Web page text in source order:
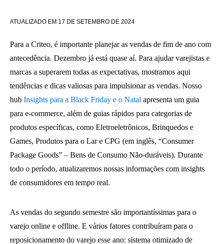
ATUALIZADO EM 17 DE SETEMBRO DE 2024
Para a Criteo, é importante planejar as vendas de fim de ano com
antecedência. Dezembro já está quase aí. Para ajudar varejistas e
marcas a superarem todas as expectativas, mostramos aqui
tendências e dicas valiosas para impulsionar as vendas. Nosso
hub Insights para a Black Friday e o Natal apresenta um guia
para e-commerce, além de guias rápidos para categorias de
produtos específicas, como Eletroeletrônicos, Brinquedos e
Games, Produtos para o Lar e CPG (em inglês, “Consumer
Package Goods” ‒ Bens de Consumo Não-duráveis). Durante
todo o período, atualizaremos nossas informações com insights
de consumidores em tempo real.
As vendas do segundo semestre são importantíssimas para o
varejo online e offline. E vários fatores contribuíram para o
reposicionamento do varejo esse ano: sistema otimizado de